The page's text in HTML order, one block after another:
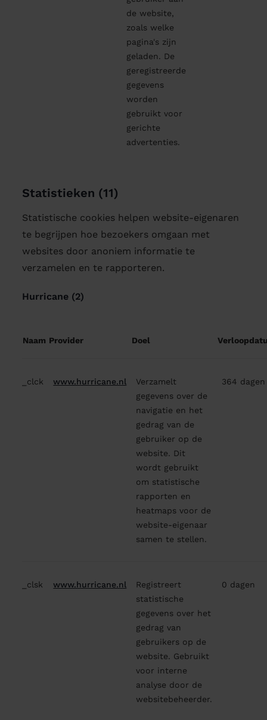
de website,
zoals welke
pagina's zijn
geladen. De
geregistreerde
gegevens
worden
gebruikt voor
gerichte
advertenties.
Statistieken (11)
Statistische cookies helpen website-eigenaren
te begrijpen hoe bezoekers omgaan met
websites door anoniem informatie te
verzamelen en te rapporteren.
Hurricane (2)
Naam Provider Doel
_clck www.hurricane.nl
Verzamelt
gegevens over de
navigatie en het
gedrag van de
gebruiker op de
website. Dit
wordt gebruikt
om statistische
rapporten en
heatmaps voor de
website-eigenaar
samen te stellen.
364 dagen
_clsk www.hurricane.nl
Registreert
statistische
gegevens over het
gedrag van
gebruikers op de
website. Gebruikt
voor interne
analyse door de
websitebeheerder.
0 dagen